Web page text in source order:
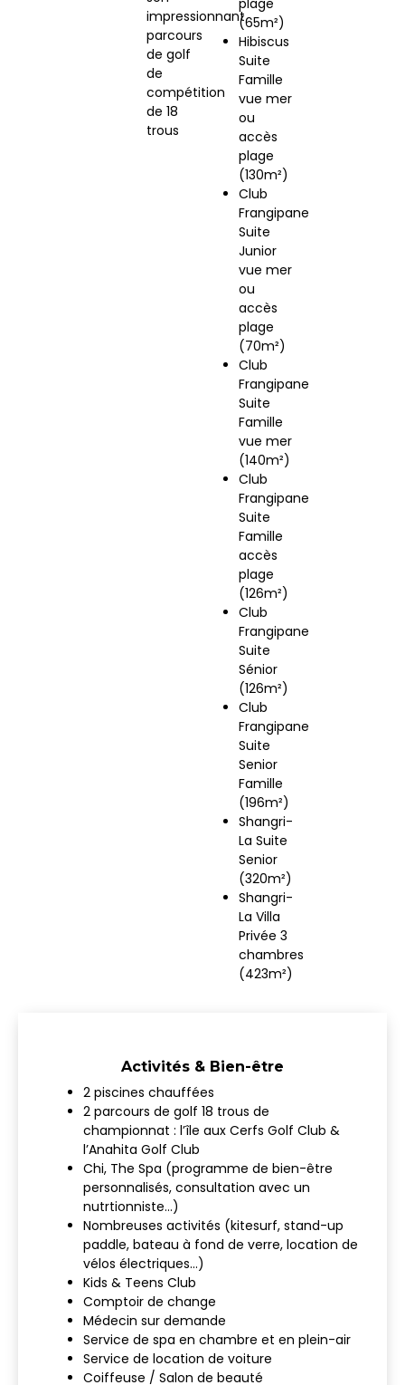
impressionnant
parcours
de golf
de
compétition
de 18
trous
plage
(65m²)
Hibiscus
Suite
Famille
vue mer
ou
accès
plage
(130m²)
Club
Frangipane
Suite
Junior
vue mer
ou
accès
plage
(70m²)
Club
Frangipane
Suite
Famille
vue mer
(140m²)
Club
Frangipane
Suite
Famille
accès
plage
(126m²)
Club
Frangipane
Suite
Sénior
(126m²)
Club
Frangipane
Suite
Senior
Famille
(196m²)
Shangri-
La Suite
Senior
(320m²)
Shangri-
La Villa
Privée 3
chambres
(423m²)
Activités & Bien-être
2 piscines chauffées
2 parcours de golf 18 trous de
championnat : l’île aux Cerfs Golf Club &
l’Anahita Golf Club
Chi, The Spa (programme de bien-être
personnalisés, consultation avec un
nutrtionniste…)
Nombreuses activités (kitesurf, stand-up
paddle, bateau à fond de verre, location de
vélos électriques…)
Kids & Teens Club
Comptoir de change
Médecin sur demande
Service de spa en chambre et en plein-air
Service de location de voiture
Coiffeuse / Salon de beauté